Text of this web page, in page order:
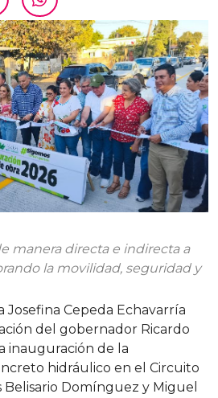
manera directa e indirecta a
la movilidad, seguridad y
Josefina Cepeda Echavarría
del gobernador Ricardo
inauguración de la
hidráulico en el Circuito
Belisario Domínguez y Miguel